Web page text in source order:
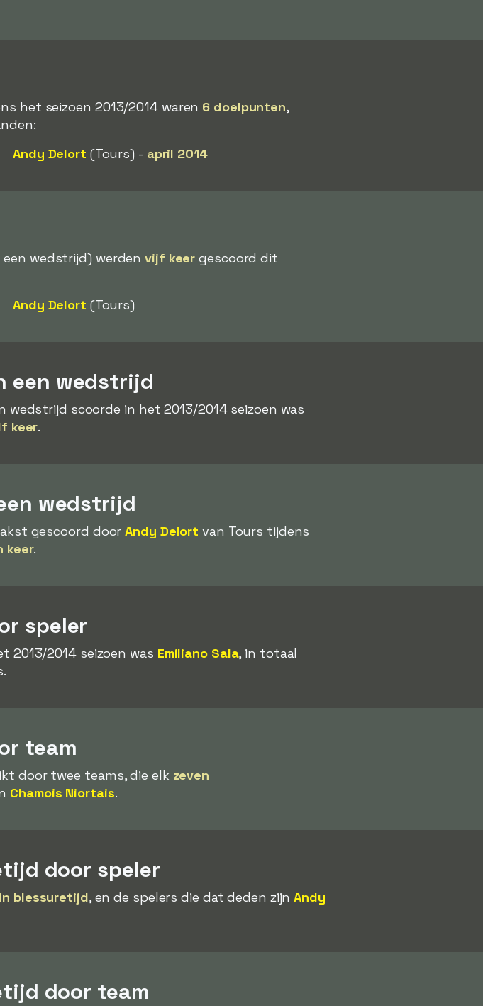
het seizoen 2013/2014 waren 6 doelpunten,
Andy Delort (Tours) - april 2014
wedstrijd) werdenvijf keer gescoord dit
Andy Delort (Tours)
een wedstrijd
scoorde in het 2013/2014 seizoen was
keer.
wedstrijd
gescoord doorAndy Delort van Tours tijdens
keer.
speler
2014 seizoen was Emiliano Sala, in totaal
team
door twee teams, die elk zeven
Chamois Niortais.
door speler
blessuretijd, en de spelers die dat deden zijnAndy
door team